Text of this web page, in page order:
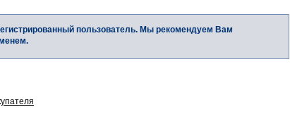
пользователь. Мы рекомендуем Вам